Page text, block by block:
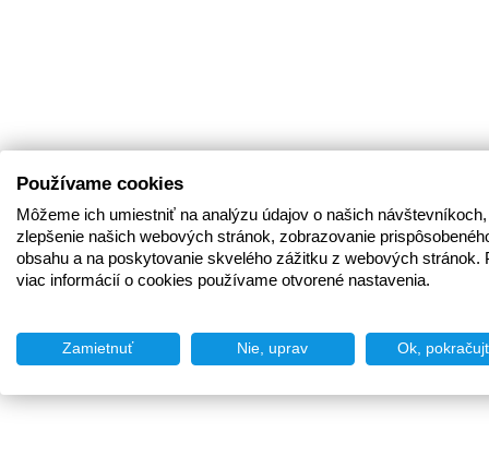
Používame cookies
Môžeme ich umiestniť na analýzu údajov o našich
zlepšenie našich webových stránok, zobrazovanie
obsahu a na poskytovanie skvelého zážitku z webových stránok.
viac informácií o cookies používame otvorené nastavenia.
Zamietnuť Nie, uprav Ok,